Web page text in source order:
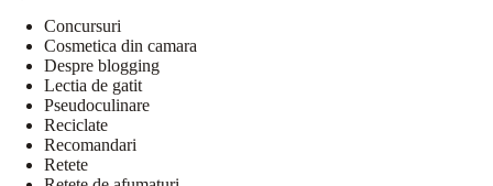
Concursuri
Cosmetica din camara
Despre blogging
Lectia de gatit
Pseudoculinare
Reciclate
Recomandari
Retete